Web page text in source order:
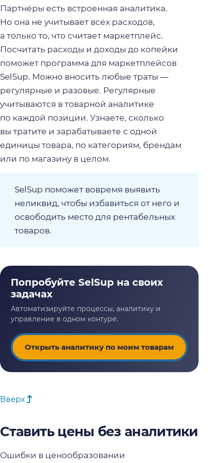
Партнёры есть встроенная аналитика.
Но она не учитывает всех расходов,
а только то, что считает маркетплейс.
Посчитать расходы и доходы до копейки
поможет программа для маркетплейсов
SelSup. Можно вносить любые траты —
регулярные и разовые. Регулярные
учитываются в товарной аналитике
по каждой позиции. Узнаете, сколько
вы тратите и зарабатываете с одной
единицы товара, по категориям, брендам
или по магазину в целом.
SelSup поможет вовремя выявить
неликвид, чтобы избавиться от него и
освободить место для рентабельных
товаров.
Открыть аналитику по моим товарам
Вверх
Ставить цены без аналитики
Ошибки в ценообразовании